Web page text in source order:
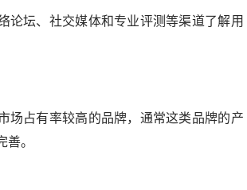
论坛、社交媒体和专业评测等渠道了解用
场占有率较高的品牌，通常这类品牌的产
善。